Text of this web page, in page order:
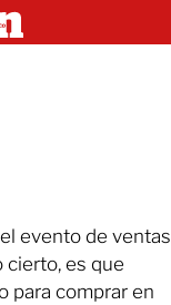
evento de ventas
cierto, es que
para comprar en